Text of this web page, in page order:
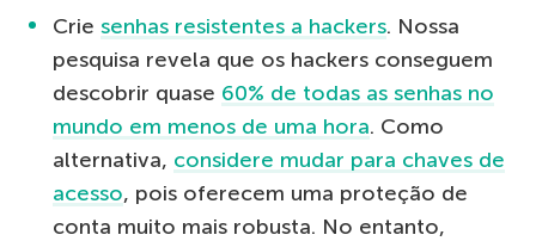
Crie senhas resistentes a hackers. Nossa
pesquisa revela que os hackers conseguem
descobrir quase 60% de todas as senhas no
mundo em menos de uma hora. Como
alternativa, considere mudar para chaves de
acesso, pois oferecem uma proteção de
conta muito mais robusta. No entanto,